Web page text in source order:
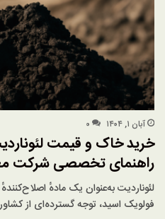
آبان ۱, ۱۴۰۴ ۰
خرید خاک و قیمت
راهنمای تخصصی شرکت
لئوناردیت به‌عنوان یک مادهٔ
فولویک اسید، توجه گسترده‌ای از